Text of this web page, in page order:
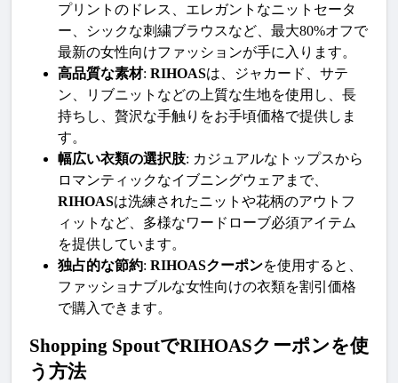
プリントのドレス、エレガントなニットセータ
ー、シックな刺繍ブラウスなど、最大80%オフで
最新の女性向けファッションが手に入ります。
高品質な素材: RIHOASは、ジャカード、サテ
ン、リブニットなどの上質な生地を使用し、長
持ちし、贅沢な手触りをお手頃価格で提供しま
す。
幅広い衣類の選択肢: カジュアルなトップスから
ロマンティックなイブニングウェアまで、
RIHOASは洗練されたニットや花柄のアウトフ
ィットなど、多様なワードローブ必須アイテム
を提供しています。
独占的な節約: RIHOASクーポンを使用すると、
ファッショナブルな女性向けの衣類を割引価格
で購入できます。
Shopping SpoutでRIHOASクーポンを使
う方法